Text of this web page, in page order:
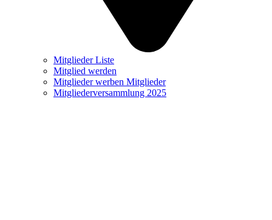
Mitglieder Liste
Mitglied werden
Mitglieder werben Mitglieder
Mitgliederversammlung 2025